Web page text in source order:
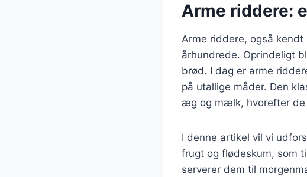
Arme riddere:
Arme riddere, også
århundrede. Oprindeligt
brød. I dag er arme
på utallige måder. Den
æg og mælk, hvorefter de
I denne artikel vil vi
frugt og flødeskum, som
serverer dem til